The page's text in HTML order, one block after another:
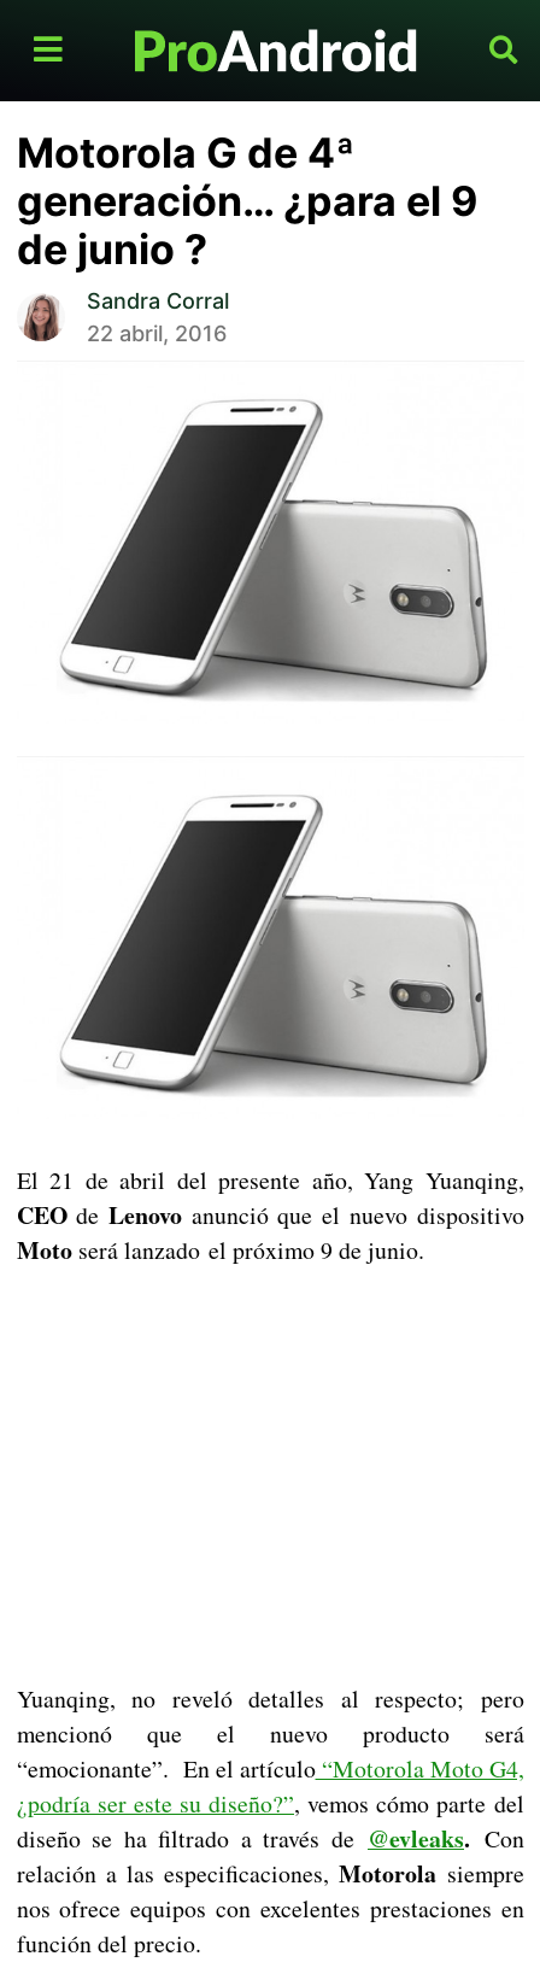
Motorola G de 4ª
generación… ¿para el 9
de junio ?
Sandra Corral
22 abril, 2016
El 21 de abril del presente año, Yang Yuanqing,
CEOde Lenovoanunció que el nuevo dispositivo
Moto será lanzado el próximo 9 de junio.
Yuanqing, no reveló detalles al respecto; pero
mencionó que el nuevo producto será
“emocionante”. En el artículo“Motorola Moto G4,
¿podría ser este su diseño?”, vemos cómo parte del
diseño se ha filtrado a través de @evleaks. Con
relación a las especificaciones,Motorola siempre
nos ofrece equipos con excelentes prestaciones en
función del precio.